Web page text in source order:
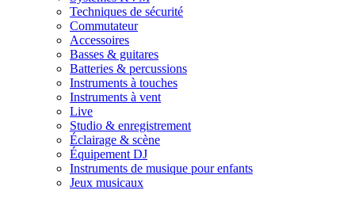
Techniques de sécurité
Commutateur
Accessoires
Basses & guitares
Batteries & percussions
Instruments à touches
Instruments à vent
Live
Studio & enregistrement
Éclairage & scène
Équipement DJ
Instruments de musique pour enfants
Jeux musicaux